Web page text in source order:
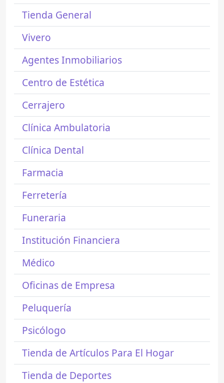
Tienda General
Vivero
Agentes Inmobiliarios
Centro de Estética
Cerrajero
Clínica Ambulatoria
Clínica Dental
Farmacia
Ferretería
Funeraria
Institución Financiera
Médico
Oficinas de Empresa
Peluquería
Psicólogo
Tienda de Artículos Para El Hogar
Tienda de Deportes